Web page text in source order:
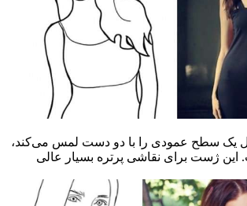
یک سطح عمودی را با دو دست لمس می‌کند،
این ژست برای نقاشی پرتره بسیار عالی